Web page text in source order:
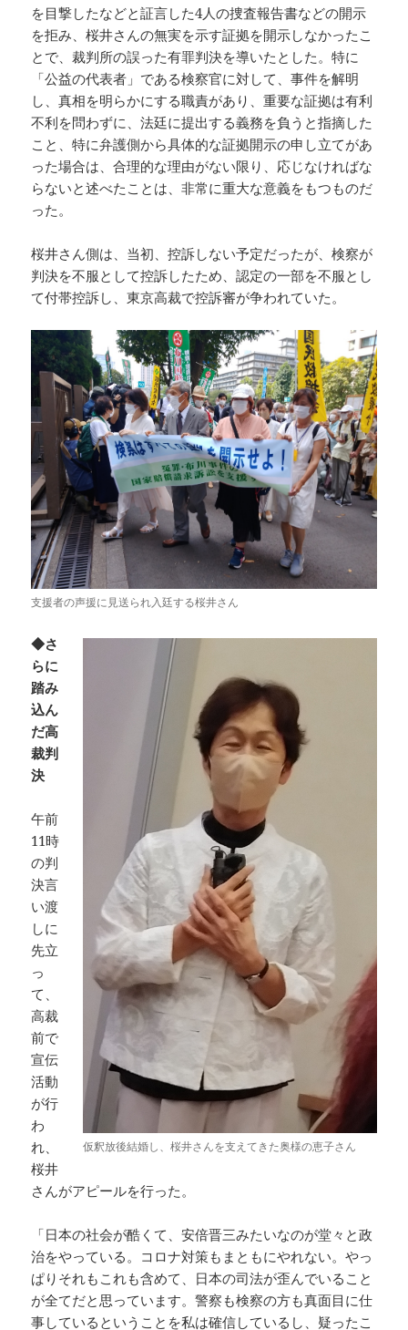
を目撃したなどと証言した4人の捜査報告書などの開示
を拒み、桜井さんの無実を示す証拠を開示しなかったこ
とで、裁判所の誤った有罪判決を導いたとした。特に
「公益の代表者」である検察官に対して、事件を解明
し、真相を明らかにする職責があり、重要な証拠は有利
不利を問わずに、法廷に提出する義務を負うと指摘した
こと、特に弁護側から具体的な証拠開示の申し立てがあ
った場合は、合理的な理由がない限り、応じなければな
らないと述べたことは、非常に重大な意義をもつものだ
った。
桜井さん側は、当初、控訴しない予定だったが、検察が
判決を不服として控訴したため、認定の一部を不服とし
て付帯控訴し、東京高裁で控訴審が争われていた。
支援者の声援に見送られ入廷する桜井さん
仮釈放後結婚し、桜井さんを支えてきた奥様の恵子さん
◆さ
らに
踏み
込ん
だ高
裁判
決
午前
11時
の判
決言
い渡
しに
先立
っ
て、
高裁
前で
宣伝
活動
が行
わ
れ、
桜井
さんがアピールを行った。
「日本の社会が酷くて、安倍晋三みたいなのが堂々と政
治をやっている。コロナ対策もまともにやれない。やっ
ぱりそれもこれも含めて、日本の司法が歪んでいること
が全てだと思っています。警察も検察の方も真面目に仕
事しているということを私は確信しているし、疑ったこ